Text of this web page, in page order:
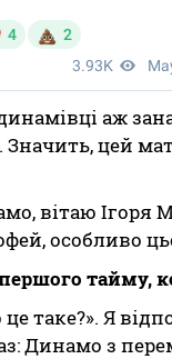
аж
цей
вітаю Ігоря
особливо
тайму,
таке?». Я
Динамо з